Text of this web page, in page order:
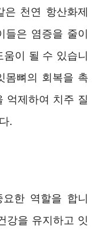
은 천연 항산화제
들은 염증을 줄이
이 될 수 있습니
몸뼈의 회복을 촉
억제하여 치주 질
.
한 역할을 합니
강을 유지하고 잇